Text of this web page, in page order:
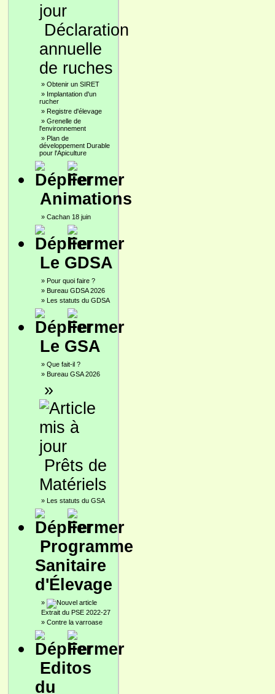
Déclaration
annuelle
de ruches
» Obtenir un SIRET
» Implantation d'un
rucher
» Registre d'élevage
» Grenelle de
l'environnement
» Plan de
développement Durable
pour l'Apiculture
Animations
» Cachan 18 juin
Le GDSA
» Pour quoi faire ?
» Bureau GDSA 2026
» Les statuts du GDSA
Le GSA
» Que fait-il ?
» Bureau GSA 2026
»
Prêts de
Matériels
» Les statuts du GSA
Programme
Sanitaire
d'Élevage
»
Extrait du PSE 2022-27
» Contre la varroase
Editos
du